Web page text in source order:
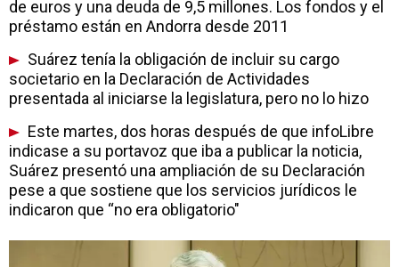
de euros y una deuda de 9,5 millones. Los fondos y el
préstamo están en Andorra desde 2011
Suárez tenía la obligación de incluir su cargo
societario en la Declaración de Actividades
presentada al iniciarse la legislatura, pero no lo hizo
Este martes, dos horas después de que infoLibre
indicase a su portavoz que iba a publicar la noticia,
Suárez presentó una ampliación de su Declaración
pese a que sostiene que los servicios jurídicos le
indicaron que “no era obligatorio"